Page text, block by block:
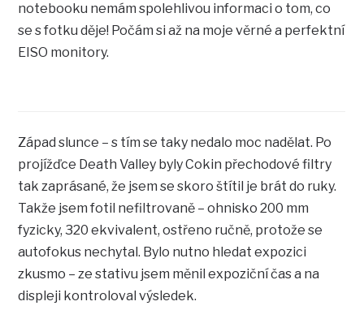
notebooku nemám spolehlivou informaci o tom, co
se s fotku děje! Počám si až na moje věrné a perfektní
EISO monitory.
Západ slunce – s tím se taky nedalo moc nadělat. Po
projížďce Death Valley byly Cokin přechodové filtry
tak zaprásané, že jsem se skoro štítil je brát do ruky.
Takže jsem fotil nefiltrovaně – ohnisko 200 mm
fyzicky, 320 ekvivalent, ostřeno ručně, protože se
autofokus nechytal. Bylo nutno hledat expozici
zkusmo – ze stativu jsem měnil expoziční čas a na
displeji kontroloval výsledek.